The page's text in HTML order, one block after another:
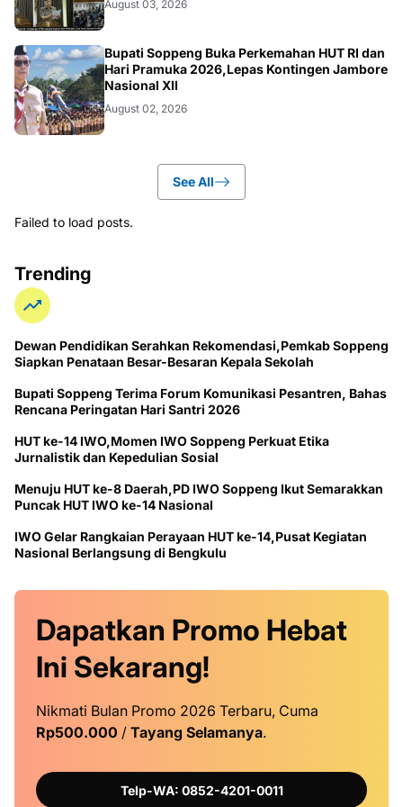
August 03, 2026
NEWS
Bupati Soppeng Buka Perkemahan HUT RI dan
Hari Pramuka 2026,Lepas Kontingen Jambore
Nasional XII
August 02, 2026
See All
Failed to load posts.
Trending
Dewan Pendidikan Serahkan Rekomendasi,Pemkab Soppeng
Siapkan Penataan Besar-Besaran Kepala Sekolah
Bupati Soppeng Terima Forum Komunikasi Pesantren, Bahas
Rencana Peringatan Hari Santri 2026
HUT ke-14 IWO,Momen IWO Soppeng Perkuat Etika
Jurnalistik dan Kepedulian Sosial
Menuju HUT ke-8 Daerah,PD IWO Soppeng Ikut Semarakkan
Puncak HUT IWO ke-14 Nasional
IWO Gelar Rangkaian Perayaan HUT ke-14,Pusat Kegiatan
Nasional Berlangsung di Bengkulu
Dapatkan Promo Hebat
Ini Sekarang!
Nikmati Bulan Promo 2026 Terbaru, Cuma
Rp500.000 / Tayang Selamanya.
Telp-WA: 0852-4201-0011